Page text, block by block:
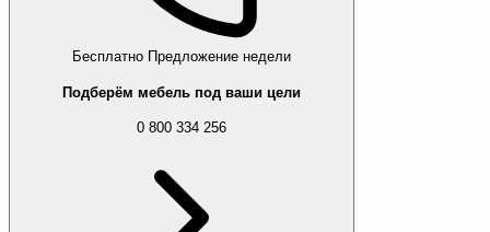
Бесплатно Предложение недели
Подберём мебель под ваши цели
0 800 334 256